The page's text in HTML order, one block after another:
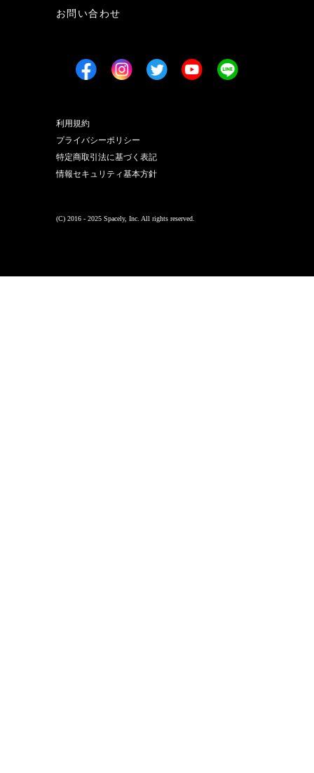
お問い合わせ
(C) 2016 - 2025 Spacely, Inc. All rights reserved.
利用規約
プライバシーポリシー
特定商取引法に基づく表記
情報セキュリティ基本方針